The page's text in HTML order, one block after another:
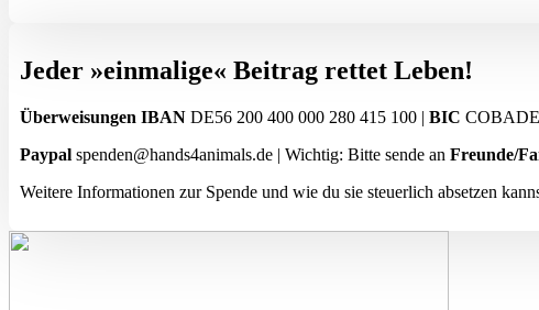
Jeder »einmalige« Beitrag rettet Leben!
Überweisungen IBAN DE56 200 400 000 280 415 100 | BIC
Paypal spenden@hands4animals.de | Wichtig: Bitte sende an Freunde/
Weitere Informationen zur Spende und wie du sie steuerlich absetzen